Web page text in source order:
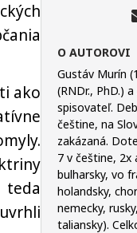
ako
teda
O AUTOROVI
Gustáv Murín
(RNDr., PhD.)
spisovateľ.
češtine, na
zakázaná.
7 v češtine, 2x
bulharsky, vo
holandsky,
nemecky,
taliansky).